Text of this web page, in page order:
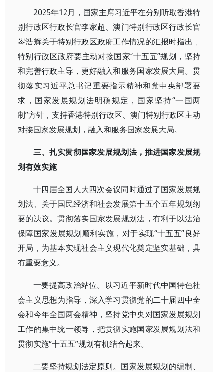
2025年12月，国家主席习近平在分别听取香港特
别行政区行政长官李家超、澳门特别行政区行政长官
岑浩辉关于特别行政区政府工作情况的汇报时指出，
特别行政区政府要主动对接国家“十五五”规划，坚持
和完善行政主导，更好融入和服务国家发展大局。贯
彻落实习近平总书记重要指示精神和党中央部署要
求，国家发展规划法明确规定，国家坚持“一国两
制”方针，支持香港特别行政区、澳门特别行政区主动
对接国家发展规划，融入和服务国家发展大局。
三、扎实贯彻国家发展规划法，推进国家发展规
划有效实施
十四届全国人大四次会议同时通过了国家发展规
划法、关于国民经济和社会发展第十五个五年规划纲
要的决议。贯彻落实国家发展规划法，有利于以法治
保障国家发展规划顺利实施，对于实现“十五五”良好
开局，为基本实现社会主义现代化奠定坚实基础，具
有重要意义。
一要提高政治站位。以习近平新时代中国特色社
会主义思想为指导，深入学习贯彻党的二十届四中全
会和今年全国两会精神，坚持党中央对国家发展规划
工作的集中统一领导，把贯彻实施国家发展规划法和
贯彻实施“十五五”规划有机结合起来。
二要坚持规划法定原则。国家发展规划的编制、